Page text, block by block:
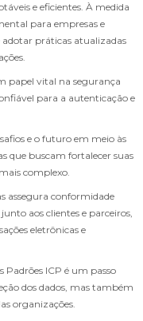
e eficientes. À medida
para empresas e
adotar práticas atualizadas
papel vital na segurança
para a autenticação e
e o futuro em meio às
que buscam fortalecer suas
complexo.
assegura conformidade
aos clientes e parceiros,
eletrônicas e
ICP é um passo
dos dados, mas também
organizações.